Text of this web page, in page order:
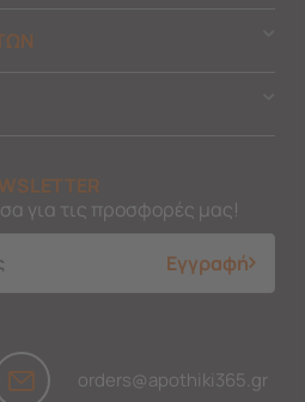
για τις προσφορές μας!
Εγγραφή
orders@apothiki365.gr